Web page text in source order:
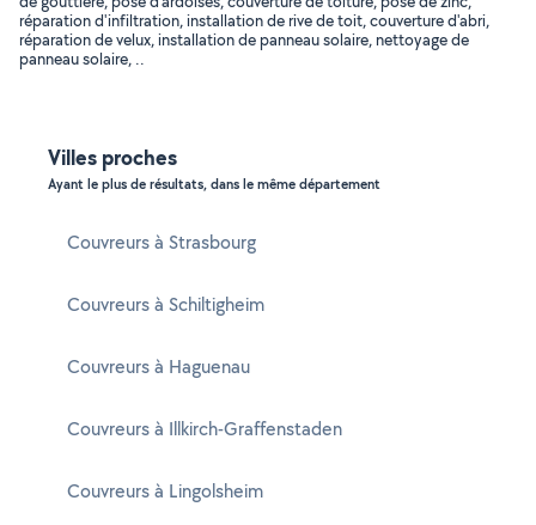
réparation d'infiltration, installation de rive de toit, couverture d'abri,
réparation de velux, installation de panneau solaire, nettoyage de
panneau solaire, ..
Villes proches
Ayant le plus de résultats, dans le même département
Couvreurs à Strasbourg
Couvreurs à Schiltigheim
Couvreurs à Haguenau
Couvreurs à Illkirch-Graffenstaden
Couvreurs à Lingolsheim